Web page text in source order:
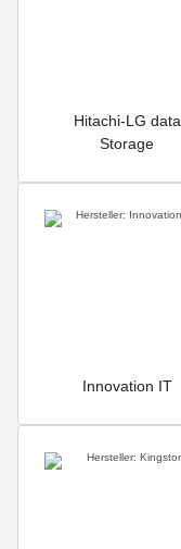
Hitachi-LG data
Storage
Innovation IT